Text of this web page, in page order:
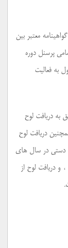
مدیریت شرکت صباسیر خانم نغمه حاجی پور واجد ۱۸گواهینامه معتبر بین
پرسنل دوره
به فعالیت
شرکت صبا سیر در سال ۱۳۸۷ موفق به دریافت لوح
در نوروز ۸۷ گردید، همچنین دریافت لوح
دستی در سال های
۱۳۸۸ ، ۱۳۸۹، ۱۳۹۳ و سپاس نامه در سال ۱۳۹۵ ، و دریافت لوح از